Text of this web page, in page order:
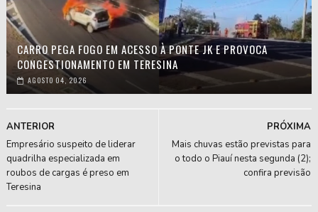
CARRO PEGA FOGO EM ACESSO À PONTE JK E PROVOCA
CONGESTIONAMENTO EM TERESINA
AGOSTO 04, 2026
PRÓXIMA
Mais chuvas estão previstas para
o todo o Piauí nesta segunda (2);
confira previsão
ANTERIOR
Empresário suspeito de liderar
quadrilha especializada em
roubos de cargas é preso em
Teresina